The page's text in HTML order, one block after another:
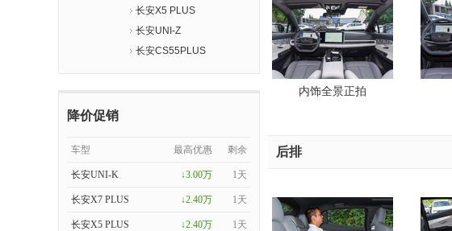
长安X5 PLUS
长安UNI-Z
长安CS55PLUS
降价促销
车型 最高优惠 剩余
长安UNI-K ↓3.00万 1天
长安X7 PLUS ↓2.40万 1天
长安X5 PLUS ↓2.40万 1天
内饰全景正拍
后排